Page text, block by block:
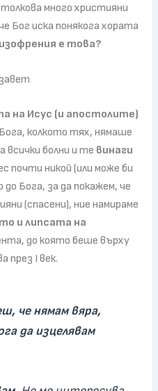
много християни
Бог иска понякога хората
е това?
на Исус (и апостолите)
колкото тях, нямаше
всички болни и те винаги
почти никой (или може би
до Бога, за да покажем, че
(спасени), ние намираме
и липсата на
до която беше върху
през I век.
че нямам вяра,
да изцелявам